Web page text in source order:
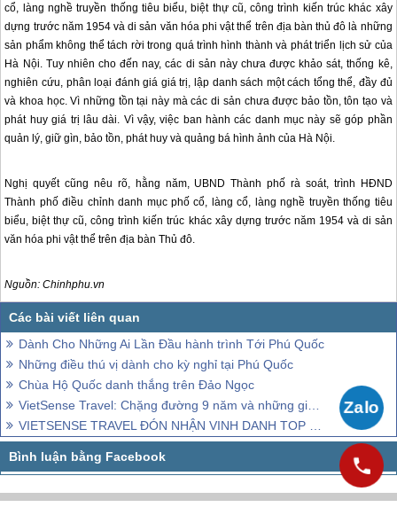
cổ, làng nghề truyền thống tiêu biểu, biệt thự cũ, công trình kiến trúc khác xây
dựng trước năm 1954 và di sản văn hóa phi vật thể trên địa bàn thủ đô là những
sản phẩm không thể tách rời trong quá trình hình thành và phát triển lịch sử của
Hà Nội. Tuy nhiên cho đến nay, các di sản này chưa được khảo sát, thống kê,
nghiên cứu, phân loại đánh giá giá trị, lập danh sách một cách tổng thể, đầy đủ
và khoa học. Vì những tồn tại này mà các di sản chưa được bảo tồn, tôn tạo và
phát huy giá trị lâu dài. Vì vậy, việc ban hành các danh mục này sẽ góp phần
quản lý, giữ gìn, bảo tồn, phát huy và quảng bá hình ảnh của Hà Nội.
Nghị quyết cũng nêu rõ, hằng năm, UBND Thành phố rà soát, trình HĐND
Thành phố điều chỉnh danh mục phố cổ, làng cổ, làng nghề truyền thống tiêu
biểu, biệt thự cũ, công trình kiến trúc khác xây dựng trước năm 1954 và di sản
văn hóa phi vật thể trên địa bàn Thủ đô.
Nguồn: Chinhphu.vn
Dành Cho Những Ai Lần Đầu hành trình Tới Phú Quốc
Những điều thú vị dành cho kỳ nghỉ tại Phú Quốc
Chùa Hộ Quốc danh thắng trên Đảo Ngọc
VietSense Travel: Chặng đường 9 năm và những giải thưởng danh giá
VIETSENSE TRAVEL ĐÓN NHẬN VINH DANH TOP 100 SẢN PHẨM - DỊCH VỤ CHẤT LƯỢNG CAO ASEAN